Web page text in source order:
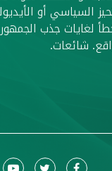
السياسي أو
لغايات جذب
شائعات.